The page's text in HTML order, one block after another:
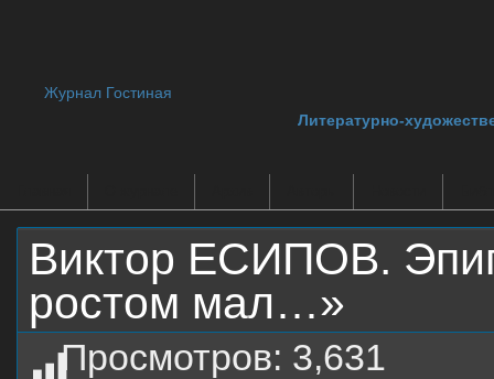
Журнал Гостиная
Литературно-
Виктор ЕСИПОВ.
ростом мал…»
Просмотров: 3,631